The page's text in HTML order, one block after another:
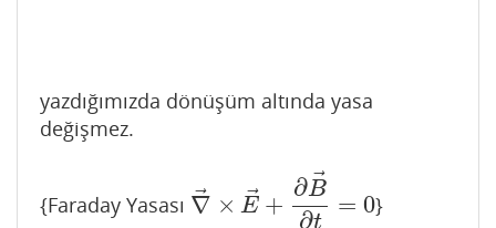
yazdığımızda dönüşüm altında yasa
değişmez.
{Faraday Yasası ∇⃗ × E +
∂B⃗
∂t
= 0
∇→× E→ +∂ B→∂ =0 }